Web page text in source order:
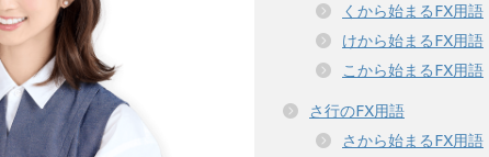
くから始まるFX用語
けから始まるFX用語
こから始まるFX用語
さ行のFX用語
さから始まるFX用語